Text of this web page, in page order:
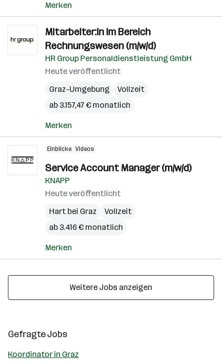
Merken
Mitarbeiter:in im Bereich
Rechnungswesen (m/w/d)
HR Group Personaldienstleistung GmbH
Heute veröffentlicht
Graz-Umgebung
Vollzeit
ab 3.157,47 € monatlich
Merken
Einblicke Videos
Service Account Manager (m/w/d)
KNAPP
Heute veröffentlicht
Hart bei Graz
Vollzeit
ab 3.416 € monatlich
Merken
Weitere Jobs anzeigen
Gefragte Jobs
Koordinator in Graz